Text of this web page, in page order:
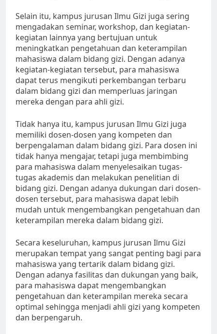
Selain itu, kampus jurusan Ilmu Gizi juga sering
mengadakan seminar, workshop, dan kegiatan-
kegiatan lainnya yang bertujuan untuk
meningkatkan pengetahuan dan keterampilan
mahasiswa dalam bidang gizi. Dengan adanya
kegiatan-kegiatan tersebut, para mahasiswa
dapat terus mengikuti perkembangan terbaru
dalam bidang gizi dan memperluas jaringan
mereka dengan para ahli gizi.
Tidak hanya itu, kampus jurusan Ilmu Gizi juga
memiliki dosen-dosen yang kompeten dan
berpengalaman dalam bidang gizi. Para dosen ini
tidak hanya mengajar, tetapi juga membimbing
para mahasiswa dalam menyelesaikan tugas-
tugas akademis dan melakukan penelitian di
bidang gizi. Dengan adanya dukungan dari dosen-
dosen tersebut, para mahasiswa dapat lebih
mudah untuk mengembangkan pengetahuan dan
keterampilan mereka dalam bidang gizi.
Secara keseluruhan, kampus jurusan Ilmu Gizi
merupakan tempat yang sangat penting bagi para
mahasiswa yang tertarik dalam bidang gizi.
Dengan adanya fasilitas dan dukungan yang baik,
para mahasiswa dapat mengembangkan
pengetahuan dan keterampilan mereka secara
optimal sehingga menjadi ahli gizi yang kompeten
dan berpengaruh.